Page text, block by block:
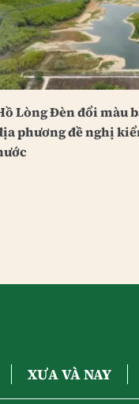
Lòng Đèn đổi màu
phương đề nghị
XƯA VÀ NAY